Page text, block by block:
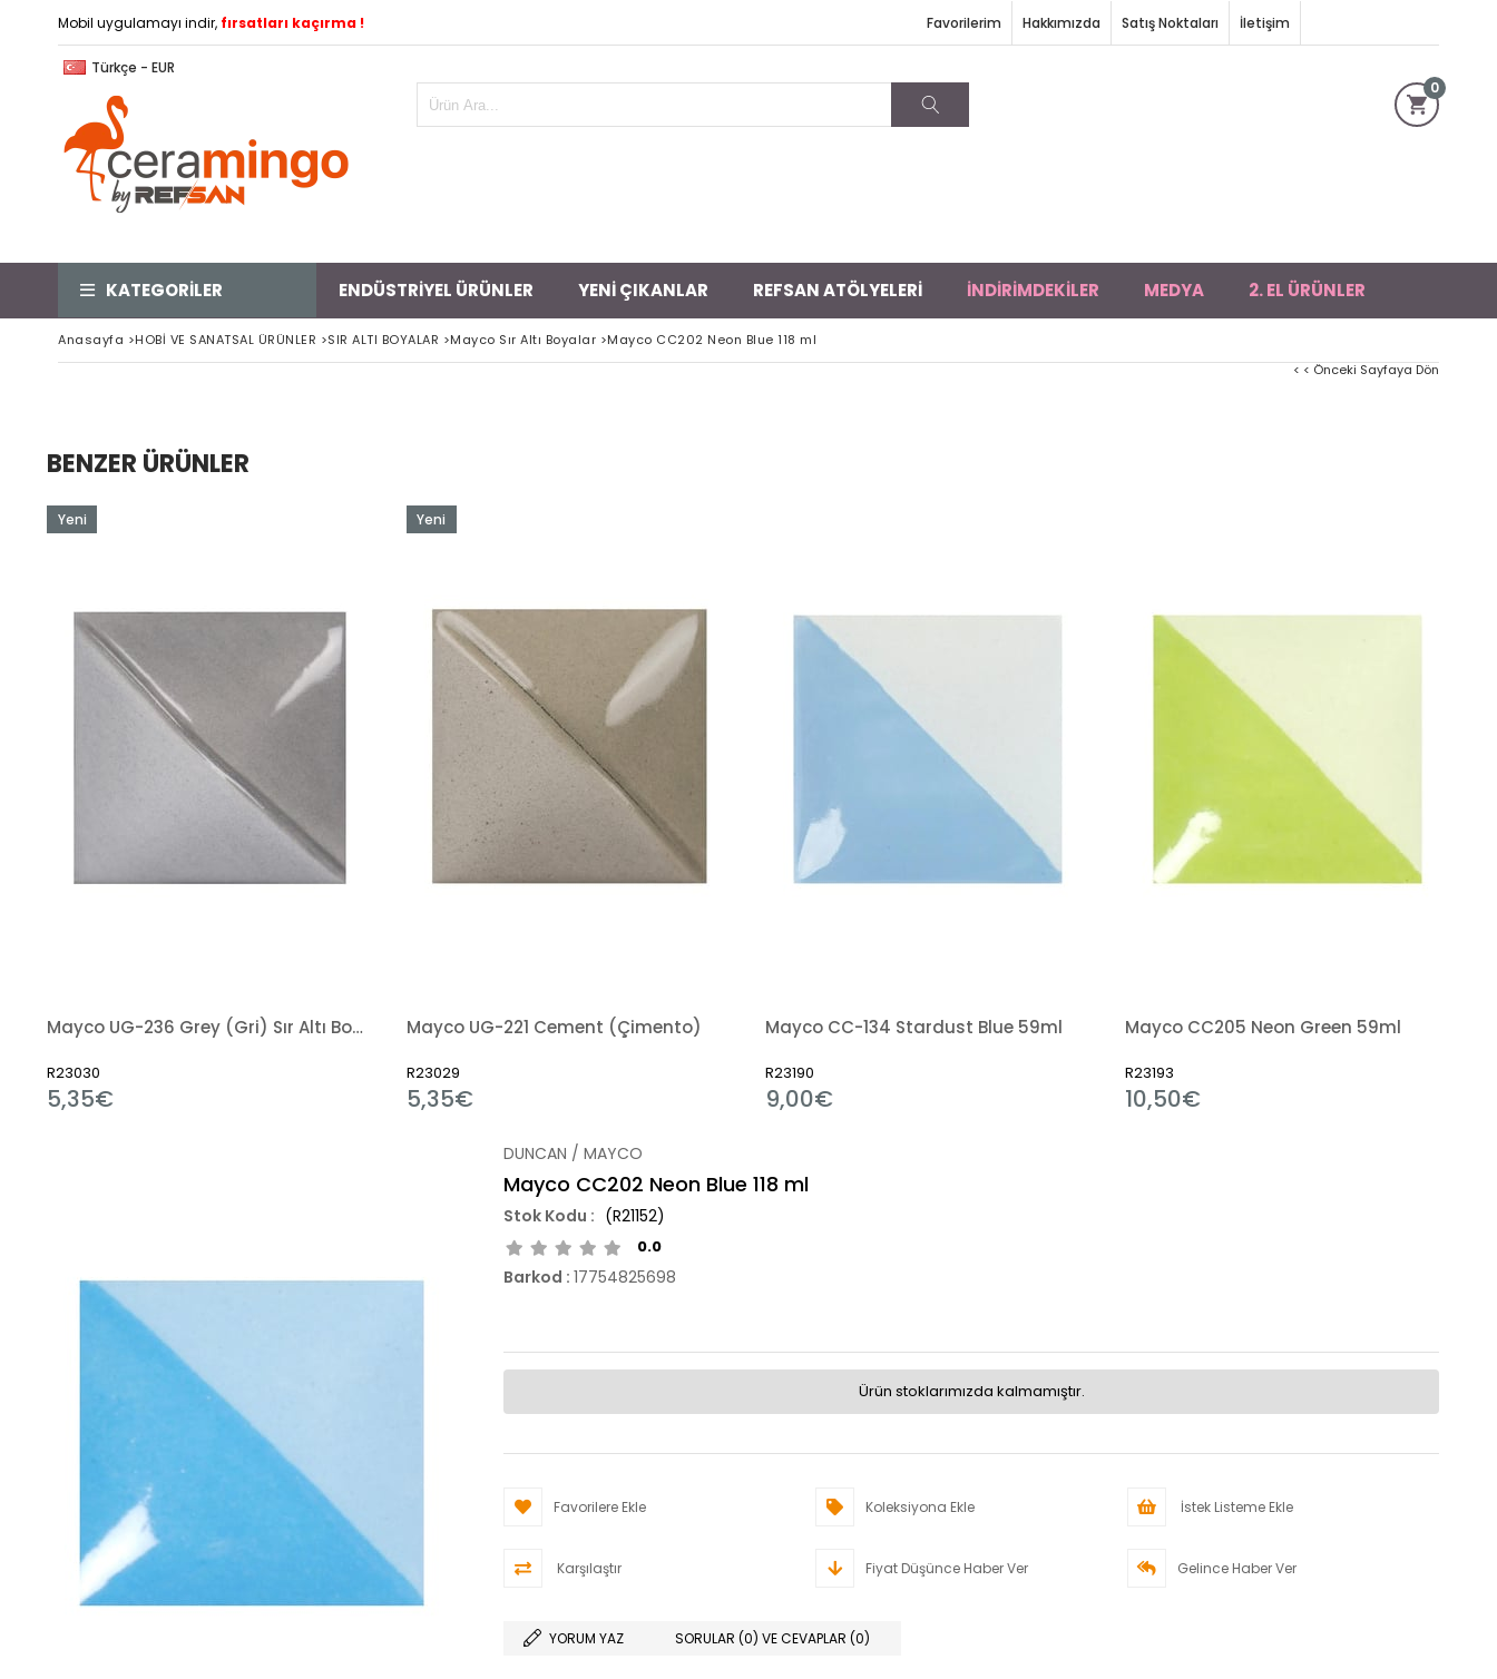
Mobil uygulamayı indir, fırsatları kaçırma ! Hakkımızda Satış Noktaları İletişim
Favorilerim
Türkçe - EUR
0
KATEGORİLER ENDÜSTRİYEL ÜRÜNLER YENİ ÇIKANLAR REFSAN ATÖLYELERİ İNDİRİMDEKİLER MEDYA 2. EL ÜRÜNLER
Anasayfa >HOBİ VE SANATSAL ÜRÜNLER >SIR ALTI BOYALAR >Mayco Sır Altı Boyalar >Mayco CC202 Neon Blue 118 ml
< < Önceki Sayfaya Dön
BENZER ÜRÜNLER
Mayco UG-236 Grey (Gri) Sır Altı Boya 59ml
R23030
5,35€
Yeni
Mayco UG-221 Cement (Çimento)
R23029
5,35€
Yeni
Mayco CC-134 Stardust Blue 59ml
R23190
9,00€
Mayco CC205 Neon Green 59ml
R23193
10,50€
DUNCAN / MAYCO
Mayco CC202 Neon Blue 118 ml
(R21152)
0.0
Barkod : 17754825698
Ürün stoklarımızda kalmamıştır.
Favorilere Ekle Koleksiyona Ekle İstek Listeme Ekle
Karşılaştır Fiyat Düşünce Haber Ver Gelince Haber Ver
YORUM YAZ SORULAR (0) VE CEVAPLAR (0)